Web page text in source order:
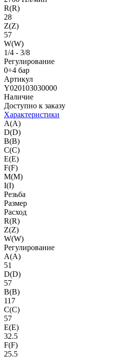
R(R)
28
Z(Z)
57
W(W)
1/4 - 3/8
Регулирование
0÷4 бар
Артикул
Y020103030000
Наличие
Доступно к заказу
Характеристики
A(A)
D(D)
B(B)
C(C)
E(E)
F(F)
M(M)
I(I)
Резьба
Размер
Расход
R(R)
Z(Z)
W(W)
Регулирование
A(A)
51
D(D)
57
B(B)
117
C(C)
57
E(E)
32.5
F(F)
25.5